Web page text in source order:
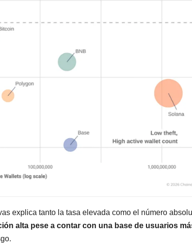
explica tanto la tasa elevada como el número
alta pese a contar con una base de usuarios